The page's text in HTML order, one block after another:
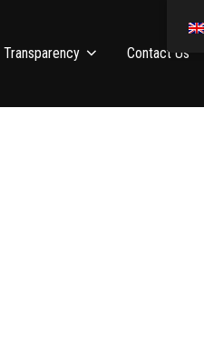
Transparency Contact Us